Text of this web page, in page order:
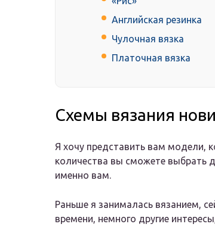
Английская резинка
Чулочная вязка
Платочная вязка
Схемы вязания
Я хочу представить вам модели,
количества вы сможете выбрать
именно вам.
Раньше я занималась вязанием,
времени, немного другие